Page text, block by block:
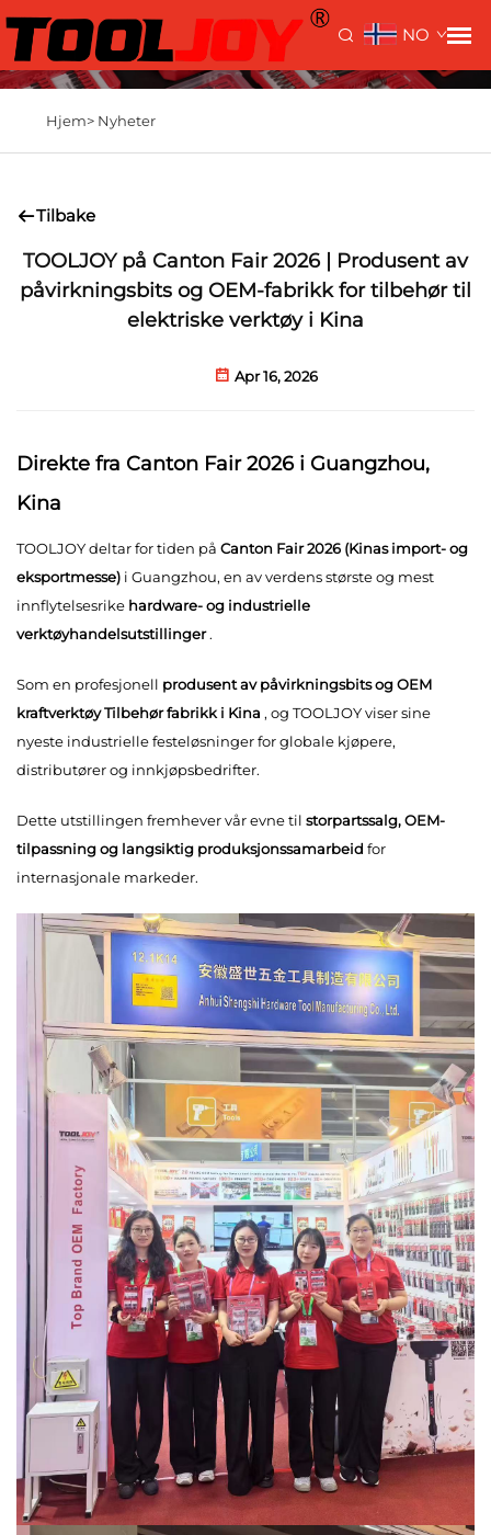
NO
Hjem> Nyheter
Tilbake
TOOLJOY på Canton Fair 2026 | Produsent av
påvirkningsbits og OEM-fabrikk for tilbehør til
elektriske verktøy i Kina
Apr 16, 2026
Direkte fra Canton Fair 2026 i Guangzhou,
Kina
TOOLJOY deltar for tiden på Canton Fair 2026 (Kinas import- og
eksportmesse) i Guangzhou, en av verdens største og mest
innflytelsesrike hardware- og industrielle
verktøyhandelsutstillinger.
Som en profesjonell produsent av påvirkningsbits og OEM
kraftverktøy Tilbehørfabrikk i Kina , og TOOLJOY viser sine
nyeste industrielle festeløsninger for globale kjøpere,
distributører og innkjøpsbedrifter.
Dette utstillingen fremhever vår evne til storpartssalg, OEM-
tilpassning og langsiktig produksjonssamarbeid for
internasjonale markeder.